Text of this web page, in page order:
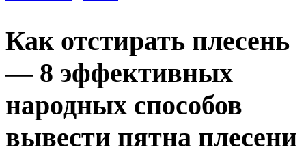
Как отстирать плесень
— 8 эффективных
народных способов
вывести пятна плесени